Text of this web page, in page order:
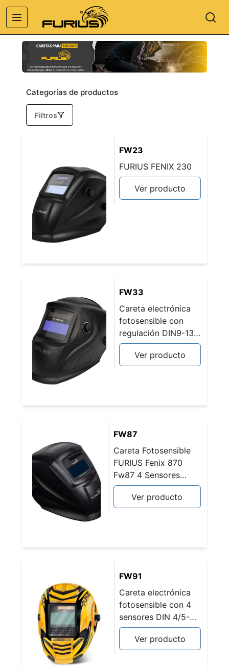
Categorías de productos
Filtros
FW23
FURIUS FENIX 230
Ver producto
FW33
Careta electrónica
fotosensible con
regulación DIN9-13 .
FENIX 33
Ver producto
FW87
Careta Fotosensible
FURIUS Fenix 870
Fw87 4 Sensores
Auto-Oscurecimiento
Real Color Vision
Ver producto
FW91
Careta electrónica
fotosensible con 4
sensores DIN 4/5-
9/9-13 FENIX 991
Ver producto